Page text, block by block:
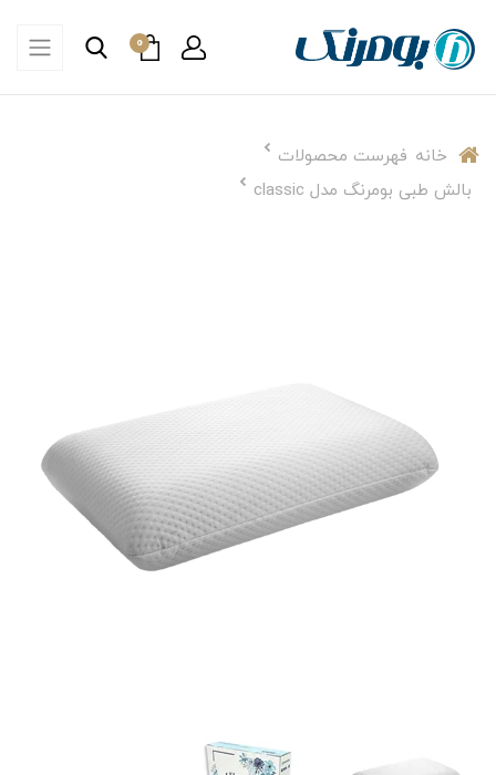
0
خانه فهرست محصولات
بالش طبی بومرنگ مدل classic